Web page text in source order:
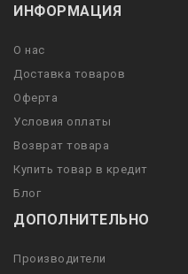
ИНФОРМАЦИЯ
О нас
Доставка товаров
Оферта
Условия оплаты
Возврат товара
Купить товар в кредит
Блог
ДОПОЛНИТЕЛЬНО
Производители